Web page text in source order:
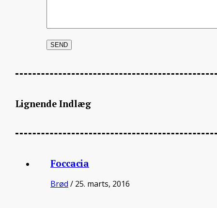
Lignende Indlæg
Foccacia
Brød / 25. marts, 2016